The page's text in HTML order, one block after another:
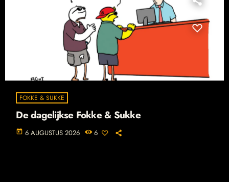
FOKKE & SUKKE
De dagelijkse Fokke & Sukke
today 6 AUGUSTUS 2026 6